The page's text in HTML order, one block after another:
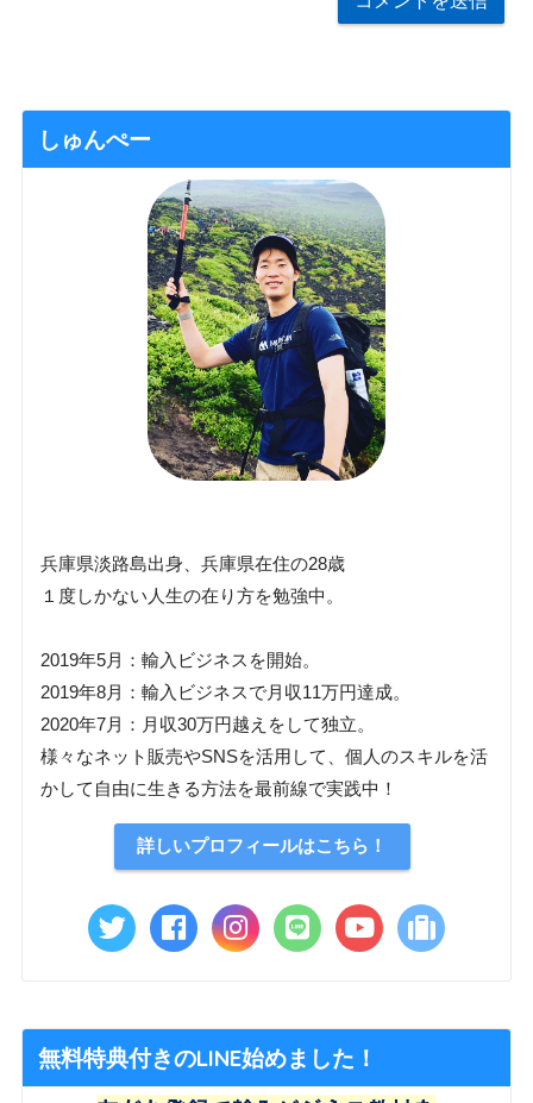
しゅんぺー
兵庫県淡路島出身、兵庫県在住の28歳
１度しかない人生の在り方を勉強中。
2019年5月：輸入ビジネスを開始。
2019年8月：輸入ビジネスで月収11万円達成。
2020年7月：月収30万円越えをして独立。
様々なネット販売やSNSを活用して、個人のスキルを活
かして自由に生きる方法を最前線で実践中！
詳しいプロフィールはこちら！
無料特典付きのLINE始めました！